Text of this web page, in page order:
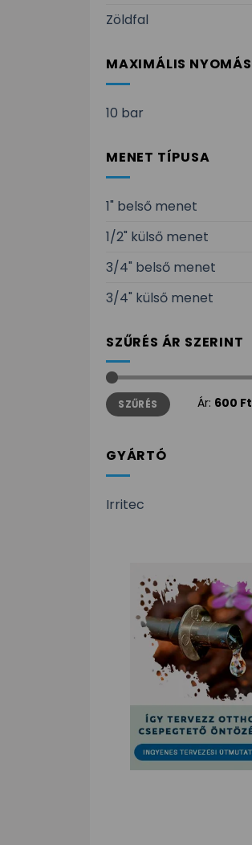
Zöldfal
MAXIMÁLIS NYOMÁS
10 bar
MENET TÍPUSA
1" belső menet
1/2" külső menet
3/4" belső menet
3/4" külső menet
SZŰRÉS ÁR SZERINT
Min
ár
Max
ár SZŰRÉS Ár: 600 Ft
GYÁRTÓ
Irritec